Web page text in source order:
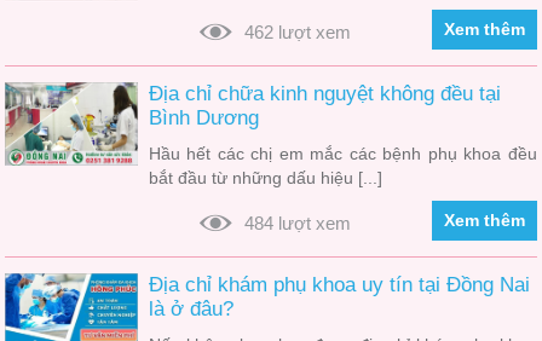
462 lượt xem Xem thêm
Địa chỉ chữa kinh nguyệt không đều tại
Bình Dương
Hầu hết các chị em mắc các bệnh phụ khoa đều
bắt đầu từ những dấu hiệu [...]
484 lượt xem Xem thêm
Địa chỉ khám phụ khoa uy tín tại Đồng Nai
là ở đâu?